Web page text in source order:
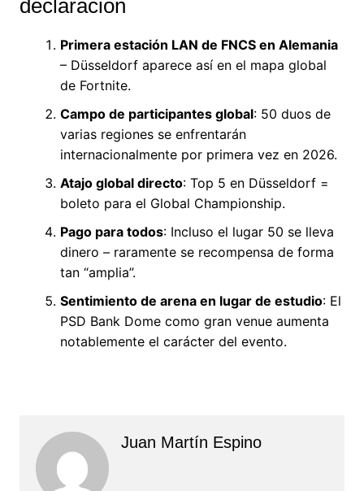
declaración
Primera estación LAN de FNCS en Alemania
– Düsseldorf aparece así en el mapa global
de Fortnite.
Campo de participantes global: 50 duos de
varias regiones se enfrentarán
internacionalmente por primera vez en 2026.
Atajo global directo: Top 5 en Düsseldorf =
boleto para el Global Championship.
Pago para todos: Incluso el lugar 50 se lleva
dinero – raramente se recompensa de forma
tan “amplia”.
Sentimiento de arena en lugar de estudio: El
PSD Bank Dome como gran venue aumenta
notablemente el carácter del evento.
Juan Martín Espino